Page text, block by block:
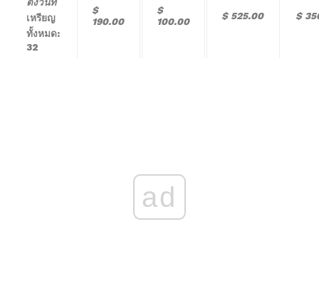
ตั้งวันที่
เหรียญ
ทั้งหมด:
32
$
190.00
$
100.00
$ 525.00 $
ad